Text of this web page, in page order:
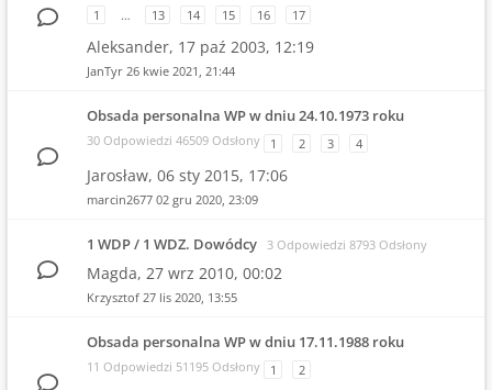
1
… 13 14 15 16 17
Aleksander, 17 paź 2003, 12:19
JanTyr 26 kwie 2021, 21:44
Obsada personalna WP w dniu 24.10.1973 roku
30 Odpowiedzi 46509 Odsłony 1 2 3 4
Jarosław, 06 sty 2015, 17:06
marcin2677 02 gru 2020, 23:09
1 WDP / 1 WDZ. Dowódcy 3 Odpowiedzi 8793 Odsłony
Magda, 27 wrz 2010, 00:02
Krzysztof 27 lis 2020, 13:55
Obsada personalna WP w dniu 17.11.1988 roku
11 Odpowiedzi 51195 Odsłony 1 2